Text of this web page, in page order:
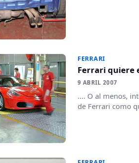
FERRARI
Ferrari quiere
9 ABRIL 2007
.... O al menos,
de Ferrari como